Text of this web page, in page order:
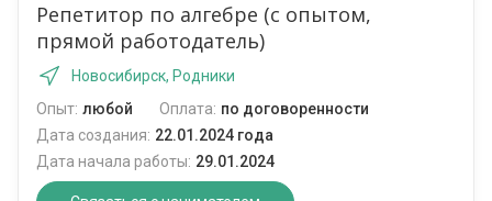
Репетитор по алгебре (с опытом,
прямой работодатель)
Новосибирск, Родники
Опыт: любой Оплата: по договоренности
Дата создания: 22.01.2024 года
Дата начала работы: 29.01.2024